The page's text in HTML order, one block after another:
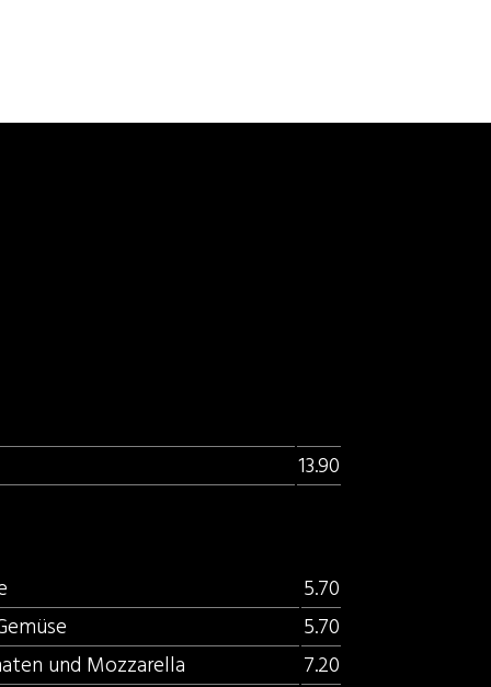
13.90
5.70
5.70
und Mozzarella
7.20